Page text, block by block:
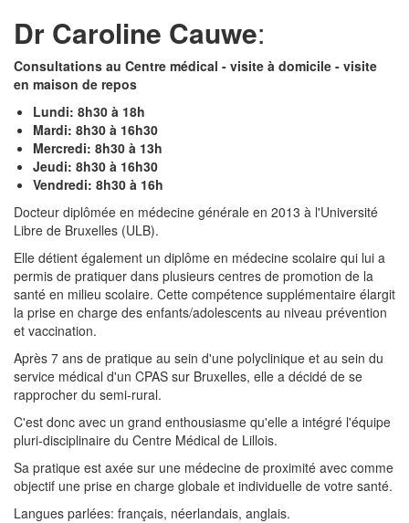
Dr Caroline Cauwe:
Consultations au Centre médical - visite à domicile - visite
en maison de repos
Lundi: 8h30 à 18h
Mardi: 8h30 à 16h30
Mercredi: 8h30 à 13h
Jeudi: 8h30 à 16h30
Vendredi: 8h30 à 16h
Docteur diplômée en médecine générale en 2013 à l'Université
Libre de Bruxelles (ULB).
Elle détient également un diplôme en médecine scolaire qui lui a
permis de pratiquer dans plusieurs centres de promotion de la
santé en milieu scolaire. Cette compétence supplémentaire élargit
la prise en charge des enfants/adolescents au niveau prévention
et vaccination.
Après 7 ans de pratique au sein d'une polyclinique et au sein du
service médical d'un CPAS sur Bruxelles, elle a décidé de se
rapprocher du semi-rural.
C'est donc avec un grand enthousiasme qu'elle a intégré l'équipe
pluri-disciplinaire du Centre Médical de Lillois.
Sa pratique est axée sur une médecine de proximité avec comme
objectif une prise en charge globale et individuelle de votre santé.
Langues parlées: français, néerlandais, anglais.